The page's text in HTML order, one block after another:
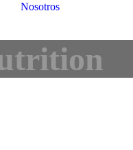
Nosotros